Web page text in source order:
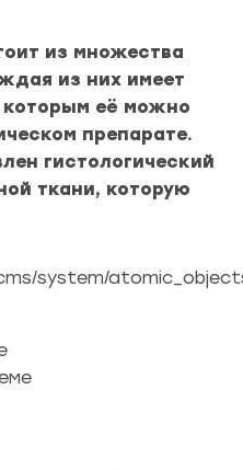
из множества
из них имеет
которым её можно
препарате.
гистологический
ткани, которую